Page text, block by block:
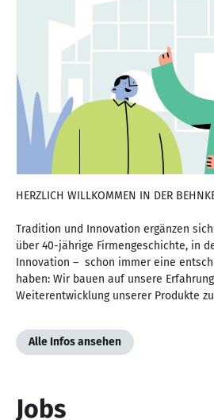
HERZLICH WILLKOMMEN IN DER
Tradition und Innovation ergänzen
über 40-jährige Firmengeschichte, in
Innovation – schon immer eine
haben: Wir bauen auf unsere
Weiterentwicklung unserer Produkte
Alle Infos ansehen
Jobs